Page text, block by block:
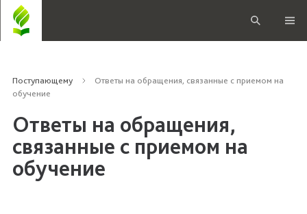
Поступающему
Ответы на обращения, связанные с приемом на
обучение
Ответы на обращения,
связанные с приемом на
обучение